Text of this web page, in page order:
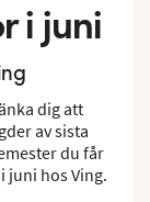
i juni
dig att
av sista
du får
juni hos Ving.